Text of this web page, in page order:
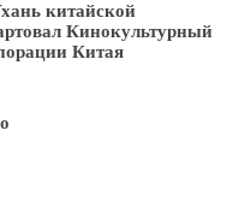
китайской
Кинокультурный
Китая